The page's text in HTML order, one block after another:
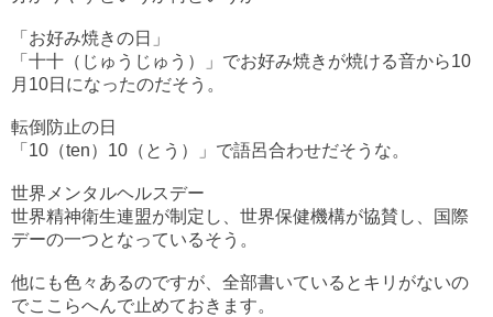
「お好み焼きの日」
「十十（じゅうじゅう）」でお好み焼きが焼ける音から10
月10日になったのだそう。
転倒防止の日
「10（ten）10（とう）」で語呂合わせだそうな。
世界メンタルヘルスデー
世界精神衛生連盟が制定し、世界保健機構が協賛し、国際
デーの一つとなっているそう。
他にも色々あるのですが、全部書いているとキリがないの
でここらへんで止めておきます。